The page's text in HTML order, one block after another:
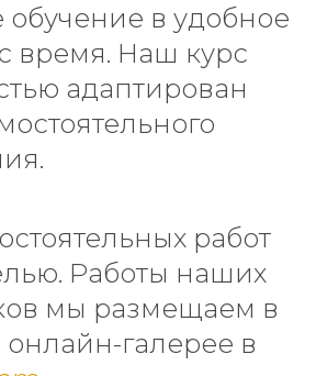
обучение в удобное
время. Наш курс
адаптирован
работ
Работы наших
мы размещаем в
галерее в